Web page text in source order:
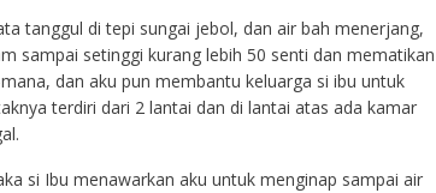
tanggul di tepi sungai jebol, dan air bah menerjang,
sampai setinggi kurang lebih 50 senti dan mematikan
dan aku pun membantu keluarga si ibu untuk
terdiri dari 2 lantai dan di lantai atas ada kamar
si Ibu menawarkan aku untuk menginap sampai air